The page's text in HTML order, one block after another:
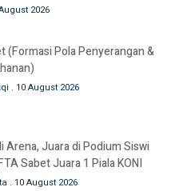
2026
(Formasi Pola Penyerangan &
10 August 2026
Arena, Juara di Podium Siswi
Sabet Juara 1 Piala KONI
10 August 2026